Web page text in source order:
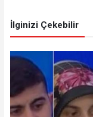
İlginizi Çekebilir